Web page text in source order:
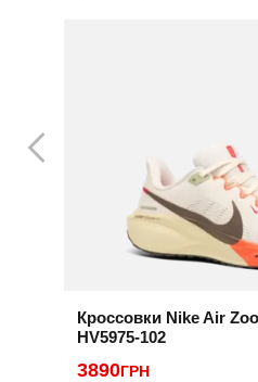
Кроссовки Nike Air
HV5975-102
3890ГРН